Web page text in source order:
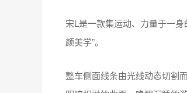
宋L是一款集运动、力量于一
颜美学”。
整车侧面线条由光线动态切割